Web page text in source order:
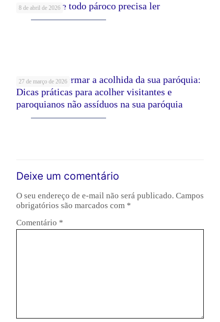
8 de abril de 2026
5 Livros que todo pároco precisa ler
27 de março de 2026
Como transformar a acolhida da sua paróquia:
Dicas práticas para acolher visitantes e
paroquianos não assíduos na sua paróquia
Deixe um comentário
O seu endereço de e-mail não será publicado. Campos
obrigatórios são marcados com *
Comentário *